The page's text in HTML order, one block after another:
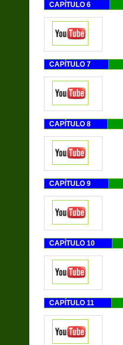
CAPÍTULO 6
CAPÍTULO 7
CAPÍTULO 8
CAPÍTULO 9
CAPÍTULO 10
CAPÍTULO 11